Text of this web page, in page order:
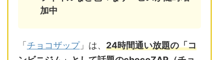
加中
「 チョコザップ」は、 24時間通い放題の「コ